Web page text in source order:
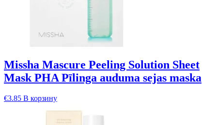
Missha Mascure Peeling Solution Sheet
Mask PHA Pīlinga auduma sejas maska
€3.85 В корзину